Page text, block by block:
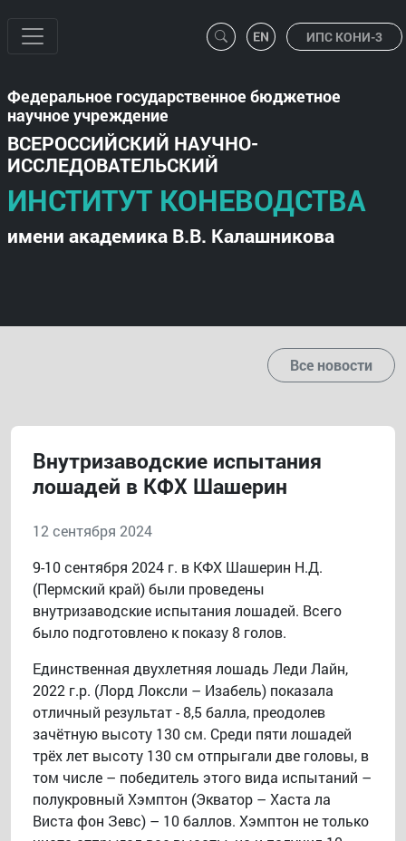
ИПС КОНИ-3
Федеральное государственное бюджетное
научное учреждение
ВСЕРОССИЙСКИЙ НАУЧНО-
ИССЛЕДОВАТЕЛЬСКИЙ
ИНСТИТУТ КОНЕВОДСТВА
имени академика В.В. Калашникова
Все новости
Внутризаводские испытания
лошадей в КФХ Шашерин
12 сентября 2024
9-10 сентября 2024 г. в КФХ Шашерин Н.Д.
(Пермский край) были проведены
внутризаводские испытания лошадей. Всего
было подготовлено к показу 8 голов.
Единственная двухлетняя лошадь Леди Лайн,
2022 г.р. (Лорд Локсли – Изабель) показала
отличный результат - 8,5 балла, преодолев
зачётную высоту 130 см. Среди пяти лошадей
трёх лет высоту 130 см отпрыгали две головы, в
том числе – победитель этого вида испытаний –
полукровный Хэмптон (Экватор – Хаста ла
Виста фон Зевс) – 10 баллов. Хэмптон не только